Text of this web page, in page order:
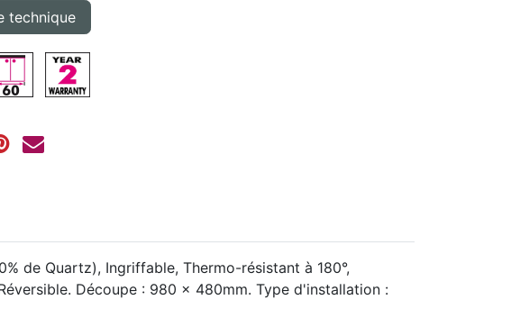
technique
de Quartz), Ingriffable, Thermo-résistant à 180°,
Découpe : 980 x 480mm. Type d'installation :